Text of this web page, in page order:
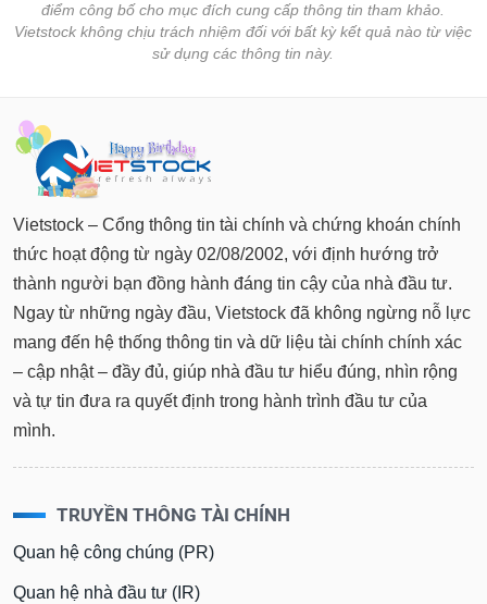
điểm công bố cho mục đích cung cấp thông tin tham khảo.
Vietstock không chịu trách nhiệm đối với bất kỳ kết quả nào từ việc
sử dụng các thông tin này.
Vietstock – Cổng thông tin tài chính và chứng khoán chính
thức hoạt động từ ngày 02/08/2002, với định hướng trở
thành người bạn đồng hành đáng tin cậy của nhà đầu tư.
Ngay từ những ngày đầu, Vietstock đã không ngừng nỗ lực
mang đến hệ thống thông tin và dữ liệu tài chính chính xác
– cập nhật – đầy đủ, giúp nhà đầu tư hiểu đúng, nhìn rộng
và tự tin đưa ra quyết định trong hành trình đầu tư của
mình.
TRUYỀN THÔNG TÀI CHÍNH
Quan hệ công chúng (PR)
Quan hệ nhà đầu tư (IR)